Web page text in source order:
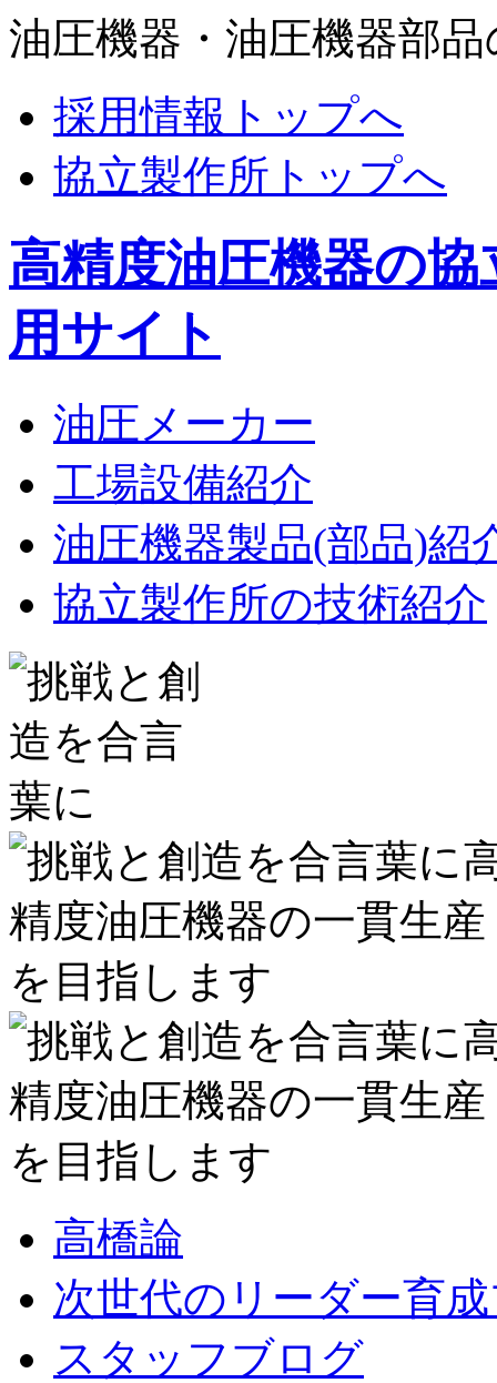
油圧機器・油圧機器部
採用情報トップへ
協立製作所トップへ
高精度油圧機器の
用サイト
油圧メーカー
工場設備紹介
油圧機器製品(部品)紹
協立製作所の技術紹介
高橋論
次世代のリーダー育
スタッフブログ